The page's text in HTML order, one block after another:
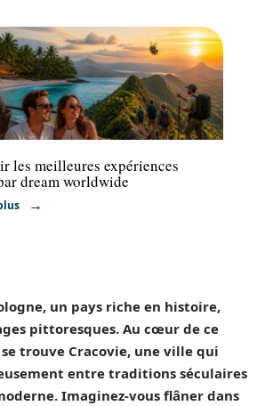
les meilleures expériences
dream worldwide
, un pays riche en histoire,
pittoresques. Au cœur de ce
trouve Cracovie, une ville qui
entre traditions séculaires
Imaginez-vous flâner dans